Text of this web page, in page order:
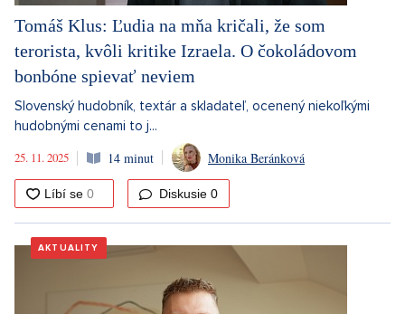
Tomáš Klus: Ľudia na mňa kričali, že som
terorista, kvôli kritike Izraela. O čokoládovom
bonbóne spievať neviem
Slovenský hudobník, textár a skladateľ, ocenený niekoľkými
hudobnými cenami to j...
25. 11. 2025
14 minut Monika Beránková
Diskusie 0
AKTUALITY